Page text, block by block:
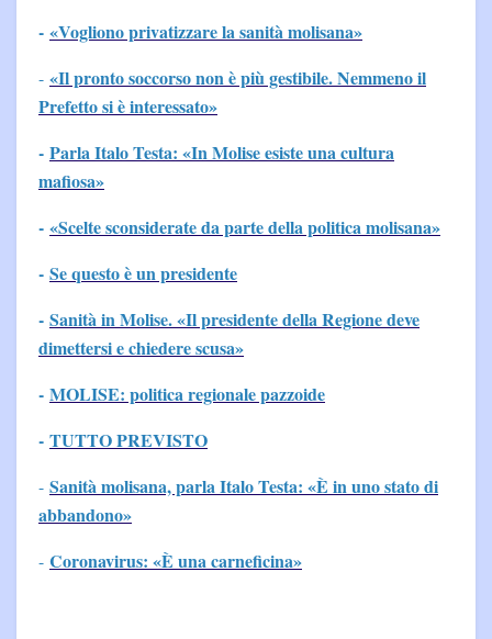
- «Vogliono privatizzare la sanità molisana»
- «Il pronto soccorso non è più gestibile. Nemmeno il
Prefetto si è interessato»
- Parla Italo Testa: «In Molise esiste una cultura
mafiosa»
- «Scelte sconsiderate da parte della politica molisana»
- Se questo è un presidente
- Sanità in Molise. «Il presidente della Regione deve
dimettersi e chiedere scusa»
- MOLISE: politica regionale pazzoide
- TUTTO PREVISTO
- Sanità molisana, parla Italo Testa: «È in uno stato di
abbandono»
- Coronavirus: «È una carneficina»